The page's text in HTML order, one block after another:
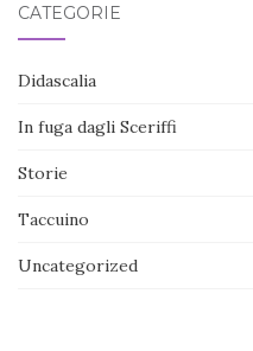
CATEGORIE
Didascalia
In fuga dagli Sceriffi
Storie
Taccuino
Uncategorized